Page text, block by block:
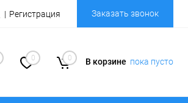
Регистрация Заказать звонок
0 0 В корзине пока пусто